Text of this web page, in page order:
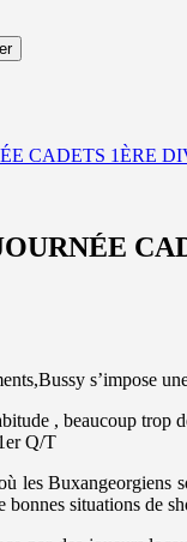
CADETS 1ÈRE
s’impose
, beaucoup trop
Q/T
les Buxangeorgiens
bonnes situations de